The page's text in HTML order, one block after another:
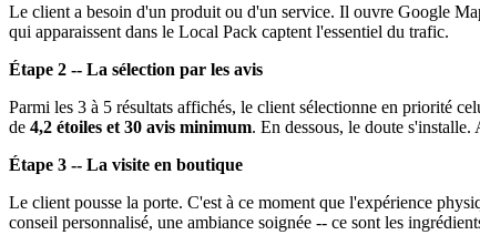
Le client a besoin d'un produit ou d'un service. Il ouvre Google
qui apparaissent dans le Local Pack captent l'essentiel du trafic.
Étape 2 -- La sélection par les avis
Parmi les 3 à 5 résultats affichés, le client sélectionne en priorité
de 4,2 étoiles et 30 avis minimum. En dessous, le doute s'installe.
Étape 3 -- La visite en boutique
Le client pousse la porte. C'est à ce moment que l'expérience
conseil personnalisé, une ambiance soignée -- ce sont les